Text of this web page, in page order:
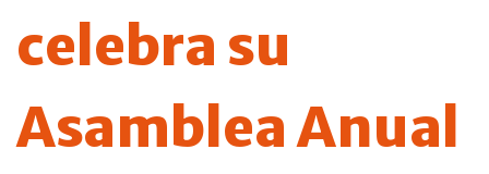
celebra su
Asamblea Anual